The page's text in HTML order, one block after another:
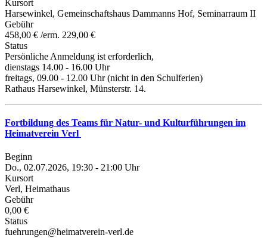
Kursort
Harsewinkel, Gemeinschaftshaus Dammanns Hof, Seminarraum II
Gebühr
458,00 € /erm. 229,00 €
Status
Persönliche Anmeldung ist erforderlich,
dienstags 14.00 - 16.00 Uhr
freitags, 09.00 - 12.00 Uhr (nicht in den Schulferien)
Rathaus Harsewinkel, Münsterstr. 14.
Fortbildung des Teams für Natur- und Kulturführungen im
Heimatverein Verl
Beginn
Do., 02.07.2026, 19:30 - 21:00 Uhr
Kursort
Verl, Heimathaus
Gebühr
0,00 €
Status
fuehrungen@heimatverein-verl.de